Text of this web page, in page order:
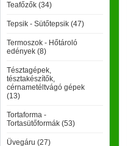
Teafőzők (34)
Tepsik - Sütőtepsik (47)
Termoszok - Hőtároló
edények (8)
Tésztagépek,
tésztakészítők,
cérnametéltvágó gépek
(13)
Tortaforma -
Tortasütőformák (53)
Üvegáru (27)